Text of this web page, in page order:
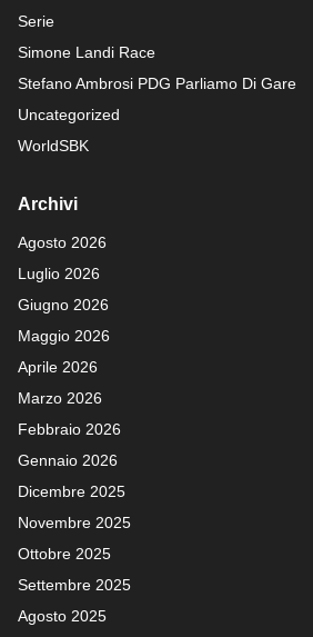
Serie
Simone Landi Race
Stefano Ambrosi PDG Parliamo Di Gare
Uncategorized
WorldSBK
Archivi
Agosto 2026
Luglio 2026
Giugno 2026
Maggio 2026
Aprile 2026
Marzo 2026
Febbraio 2026
Gennaio 2026
Dicembre 2025
Novembre 2025
Ottobre 2025
Settembre 2025
Agosto 2025